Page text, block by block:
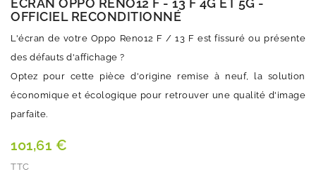
ECRAN OPPO RENO12 F - 13 F 4G ET 5G -
OFFICIEL RECONDITIONNÉ
L'écran de votre Oppo Reno12 F / 13 F est fissuré ou présente
des défauts d'affichage ?
Optez pour cette pièce d'origine remise à neuf, la solution
économique et écologique pour retrouver une qualité d'image
parfaite.
101,61 €
TTC